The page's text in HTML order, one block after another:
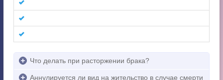
Что делать при расторжении брака?
Аннулируется ли вид на жительство в случае смерти